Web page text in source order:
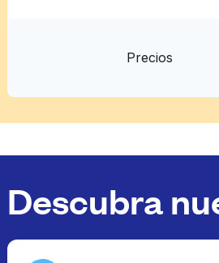
Precios
Descubra